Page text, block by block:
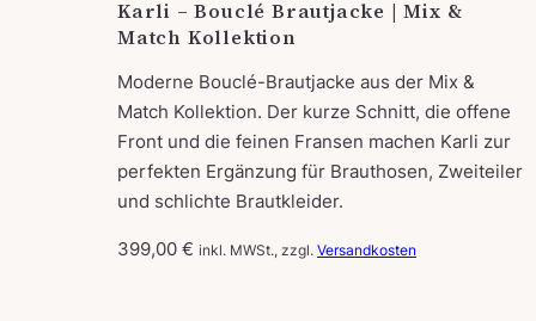
,
0
0
€
.
Karli – Bouclé Brautjacke | Mix &
Match Kollektion
Moderne Bouclé-Brautjacke aus der Mix &
Match Kollektion. Der kurze Schnitt, die offene
Front und die feinen Fransen machen Karli zur
perfekten Ergänzung für Brauthosen, Zweiteiler
und schlichte Brautkleider.
399,00 € inkl. MWSt., zzgl. Versandkosten